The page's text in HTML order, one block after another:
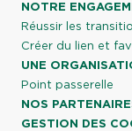
NOTRE
Réussir les
Créer du lien et
UNE
Point passerelle
NOS
GESTION DES